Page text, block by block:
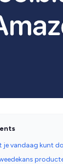
je vandaag kunt